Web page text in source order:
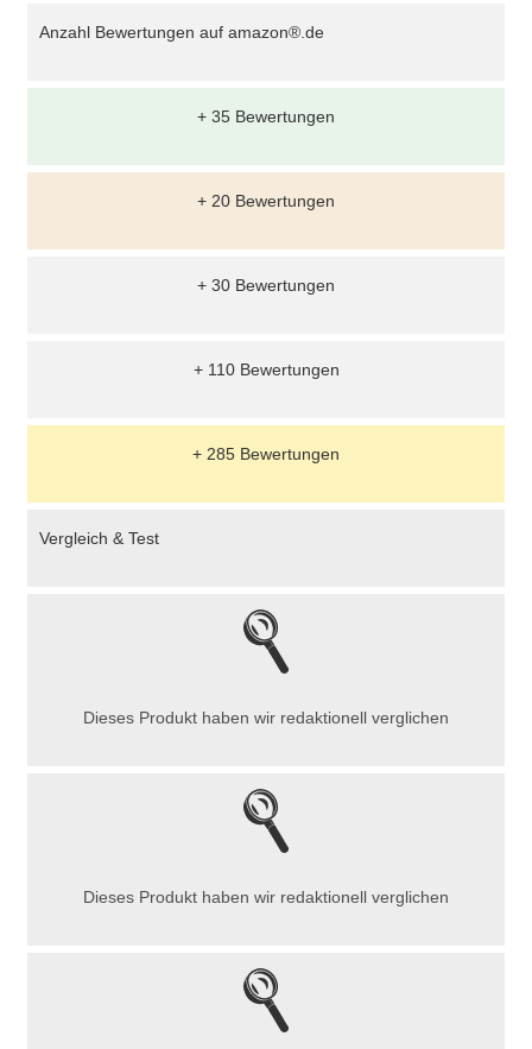
Anzahl Bewertungen auf amazon®.de
+ 35 Bewertungen
+ 20 Bewertungen
+ 30 Bewertungen
+ 110 Bewertungen
+ 285 Bewertungen
Vergleich & Test
Dieses Produkt haben wir redaktionell verglichen
Dieses Produkt haben wir redaktionell verglichen